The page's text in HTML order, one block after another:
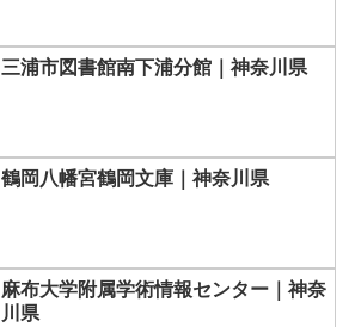
三浦市図書館南下浦分館｜神奈川県
鶴岡八幡宮鶴岡文庫｜神奈川県
麻布大学附属学術情報センター｜神奈
川県